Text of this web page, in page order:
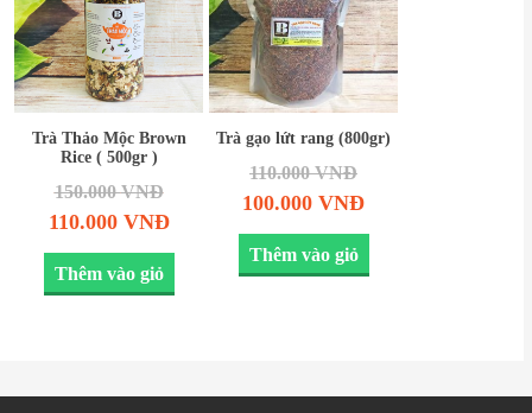
Trà Thảo Mộc Brown
Rice ( 500gr )
150.000VNĐ
110.000 VNĐ
Thêm vào giỏ
Trà gạo lứt rang (800gr)
110.000VNĐ
100.000 VNĐ
Thêm vào giỏ